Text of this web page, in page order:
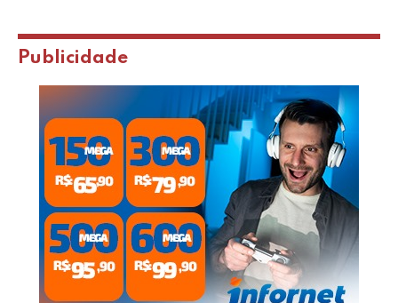
Publicidade